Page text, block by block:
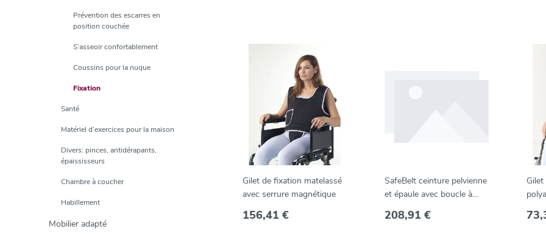
Prévention des escarres en
position couchée
S’asseoir confortablement
Coussins pour la nuque
Fixation
Santé
Matériel d’exercices pour la maison
Divers: pinces, antidérapants,
épaississeurs
Chambre à coucher
Habillement
Mobilier adapté
Gilet de fixation matelassé
avec serrure magnétique
156,41 €
SafeBelt ceinture pelvienne
et épaule avec boucle à
208,91 €